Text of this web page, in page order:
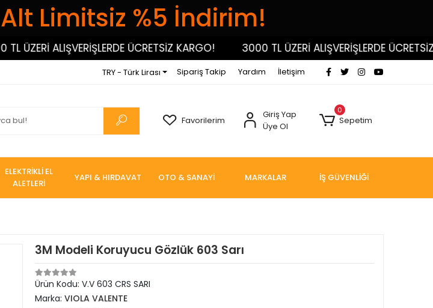
Limitsiz %5 İndirim!
ALIŞVERİŞLERDE ÜCRETSİZ KARGO! 3000 TL ÜZERİ ALIŞVERİŞLERDE ÜCRETSİZ
TRY - Türk Lirası Sipariş Takip Yardım İletişim
Favorilerim
Giriş Yap
Üye Ol
0
Sepetim
ELEKTRİKLİ EL
ALETLERİ
YAPI & HIRDAVAT OTO & SANAYİ MARKALAR İŞ GÜVENLİĞİ
3M Modeli Koruyucu Gözlük 603 Sarı
Ürün Kodu: V.V 603 CRS SARI
Marka: VIOLA VALENTE